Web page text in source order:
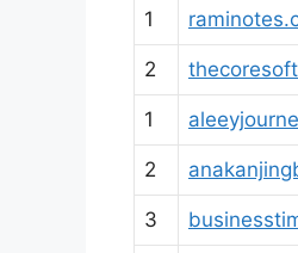
1
2
1
2
3